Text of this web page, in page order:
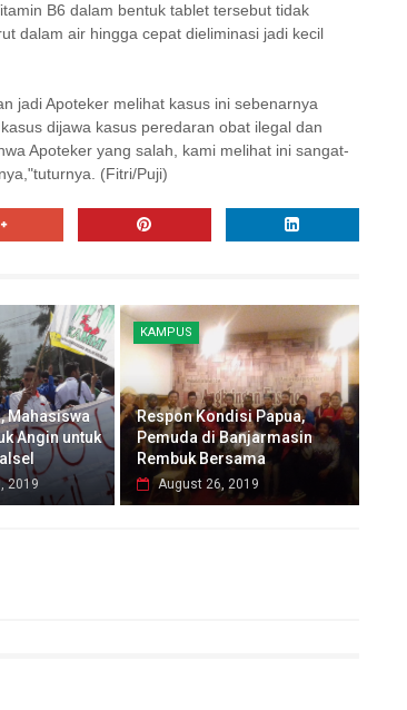
B6 dalam bentuk tablet tersebut tidak
dalam air hingga cepat dieliminasi jadi kecil
jadi Apoteker melihat kasus ini sebenarnya
dijawa kasus peredaran obat ilegal dan
Apoteker yang salah, kami melihat ini sangat-
(Fitri/Puji)
Mahasiswa
Angin untuk
2019
KAMPUS
Respon Kondisi Papua,
Pemuda di Banjarmasin
Rembuk Bersama
August 26, 2019